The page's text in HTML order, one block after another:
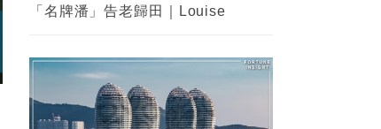
「名牌潘」告老歸田｜Louise